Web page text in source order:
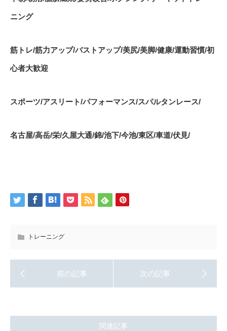
ニング
筋トレ/筋力アップ/バストアップ/美尻/美脚/健康/運動習慣/初
心者大歓迎
スポーツ/アスリート/パフォーマンス/スパルタンレース/
名古屋/高岳/栄/久屋大通/錦/池下/今池/東区/車道/伏見/
トレーニング
関連記事